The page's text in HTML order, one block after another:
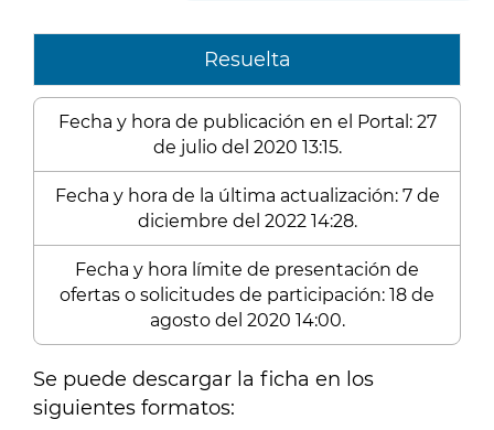
Resuelta
Fecha y hora de publicación en el Portal: 27
de julio del 2020 13:15.
Fecha y hora de la última actualización: 7 de
diciembre del 2022 14:28.
Fecha y hora límite de presentación de
ofertas o solicitudes de participación: 18 de
agosto del 2020 14:00.
Se puede descargar la ficha en los
siguientes formatos: